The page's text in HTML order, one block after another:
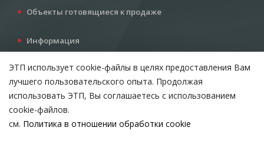
Объекты готовящиеся к продаже
Информация
Все для инвестора
Контакты
Возникли вопросы?
ЭТП использует cookie-файлы в целях предоставления Вам
лучшего пользовательского опыта. Продолжая
использовать ЭТП, Вы соглашаетесь с использованием
cookie-файлов.
см. Политика в отношении обработки cookie